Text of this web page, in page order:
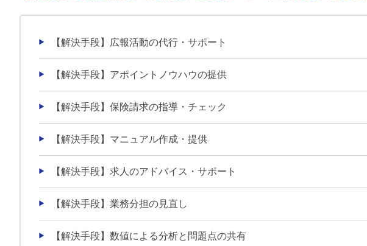
【解決手段】広報活動の代行・サポート
【解決手段】アポイントノウハウの提供
【解決手段】保険請求の指導・チェック
【解決手段】マニュアル作成・提供
【解決手段】求人のアドバイス・サポート
【解決手段】業務分担の見直し
【解決手段】数値による分析と問題点の共有